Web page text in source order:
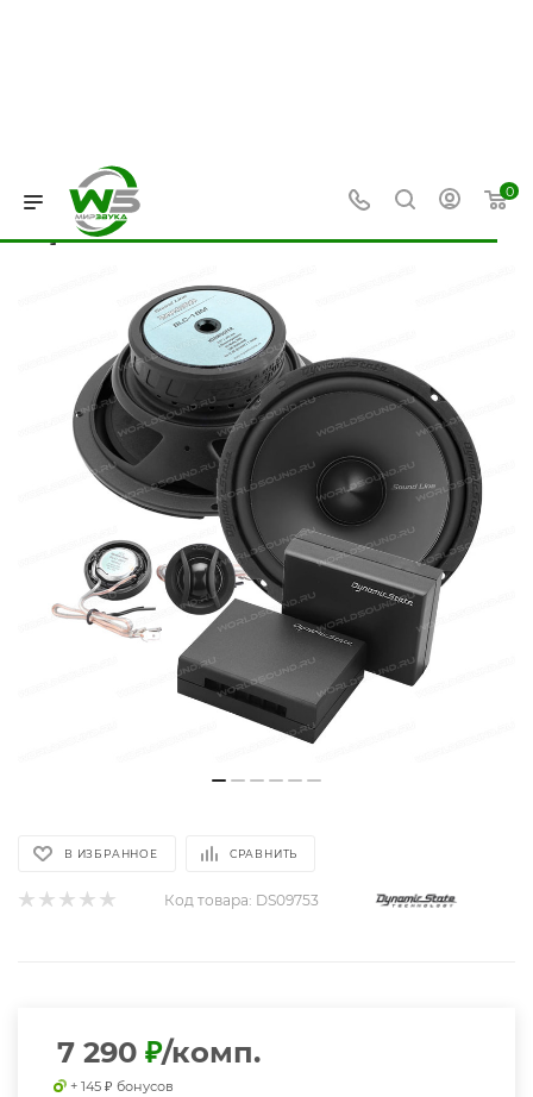
Компонентная акустика Dynamic
State SLC-16.2 [16.5 см, 50 Вт / 100
Вт]
В ИЗБРАННОЕ СРАВНИТЬ
Код товара: DS09753
7 290 ₽/комп.
+ 145 ₽ бонусов